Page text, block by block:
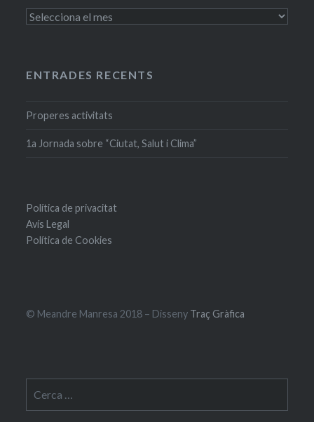
Entrades
ENTRADES RECENTS
Properes activitats
1a Jornada sobre “Ciutat, Salut i Clima”
Política de privacitat
Avís Legal
Política de Cookies
© Meandre Manresa 2018 – Disseny Traç Gràfica